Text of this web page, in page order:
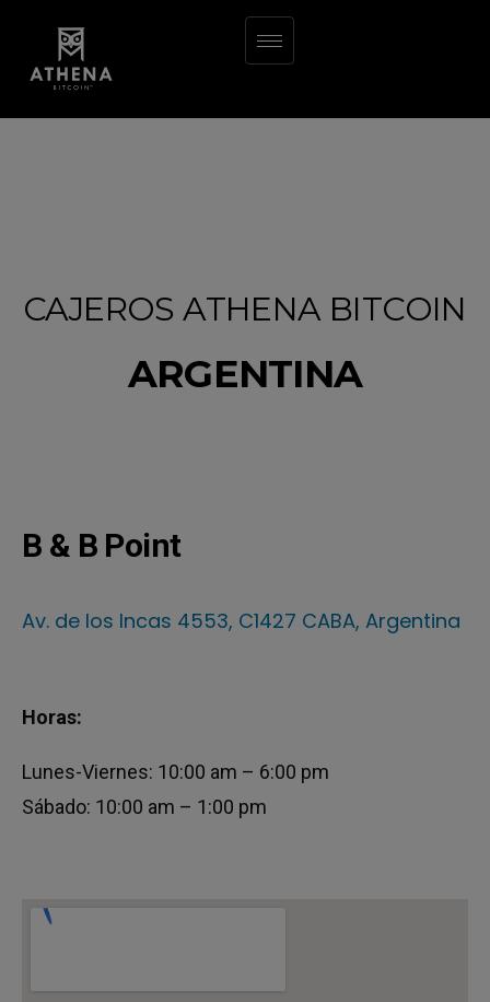
CAJEROS ATHENA BITCOIN
ARGENTINA
B & B Point
Av. de los Incas 4553, C1427 CABA, Argentina
Horas:
Lunes-Viernes: 10:00 am – 6:00 pm
Sábado: 10:00 am – 1:00 pm